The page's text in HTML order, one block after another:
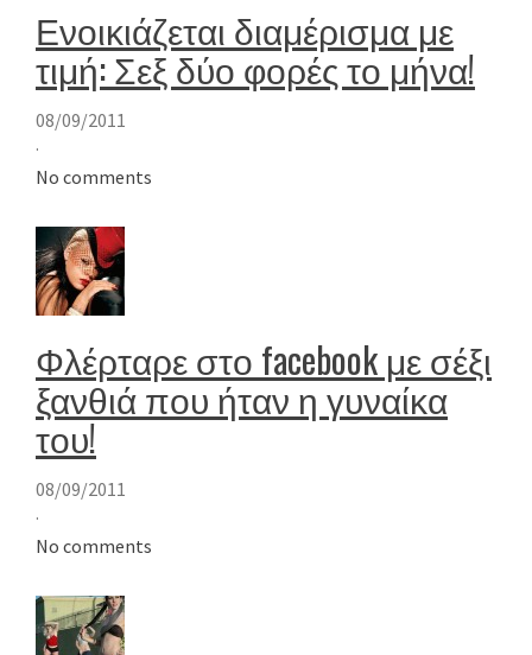
Ενοικιάζεται διαμέρισμα με
τιμή: Σεξ δύο φορές το μήνα!
08/09/2011
·
No comments
Φλέρταρε στο facebook με σέξι
ξανθιά που ήταν η γυναίκα
του!
08/09/2011
·
No comments